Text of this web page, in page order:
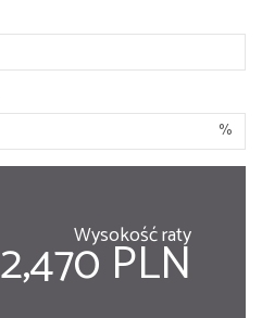
%
Wysokość raty
2,470 PLN